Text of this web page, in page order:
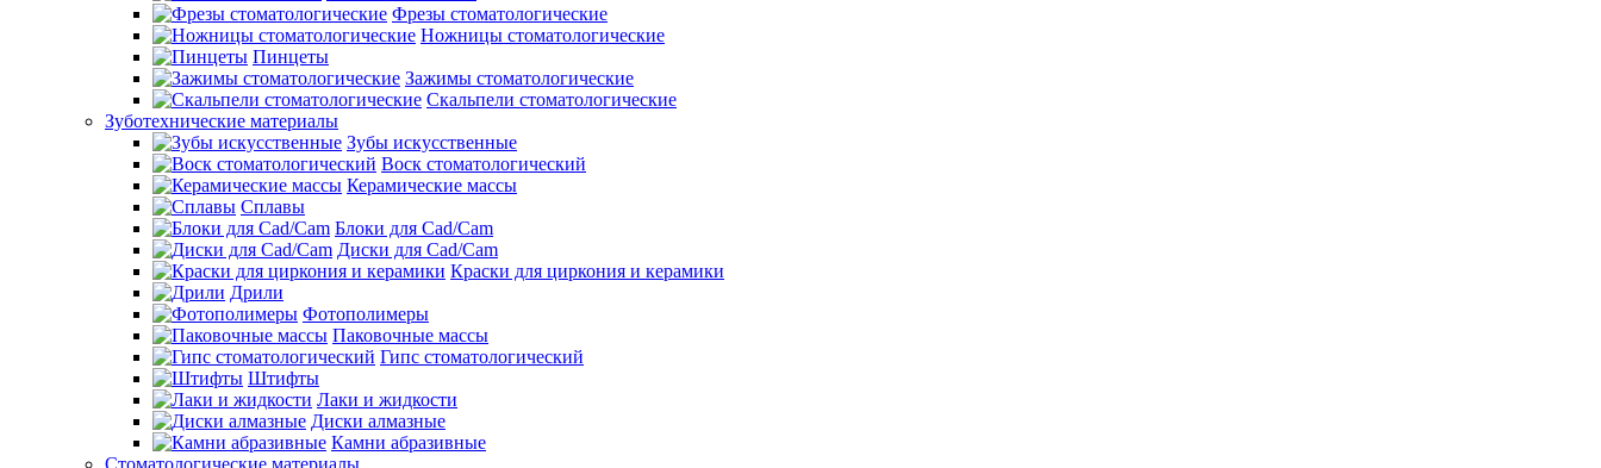
Фрезы стоматологические
Ножницы стоматологические
Пинцеты
Зажимы стоматологические
Скальпели стоматологические
Зуботехнические материалы
Зубы искусственные
Воск стоматологический
Керамические массы
Сплавы
Блоки для Cad/Cam
Диски для Cad/Cam
Краски для циркония и керамики
Дрили
Фотополимеры
Паковочные массы
Гипс стоматологический
Штифты
Лаки и жидкости
Диски алмазные
Камни абразивные
Стоматологические материалы